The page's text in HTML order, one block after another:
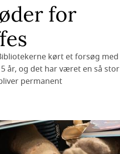
for
kørt et forsøg med
år, og det har været en så stor
permanent